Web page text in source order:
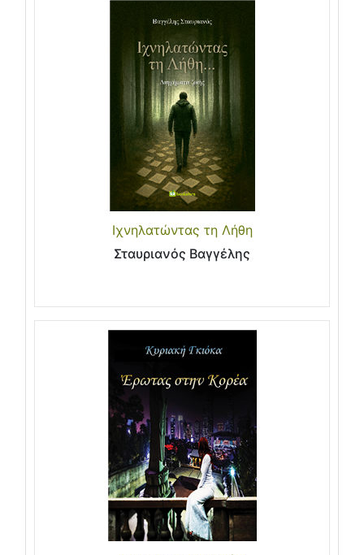
Ιχνηλατώντας τη Λήθη
Σταυριανός Βαγγέλης